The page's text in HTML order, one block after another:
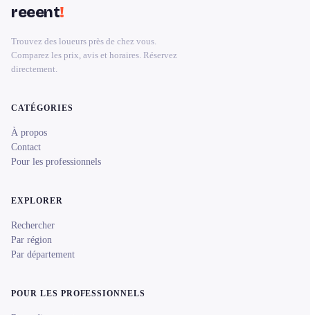
reeent!
Trouvez des loueurs près de chez vous.
Comparez les prix, avis et horaires. Réservez
directement.
CATÉGORIES
À propos
Contact
Pour les professionnels
EXPLORER
Rechercher
Par région
Par département
POUR LES PROFESSIONNELS